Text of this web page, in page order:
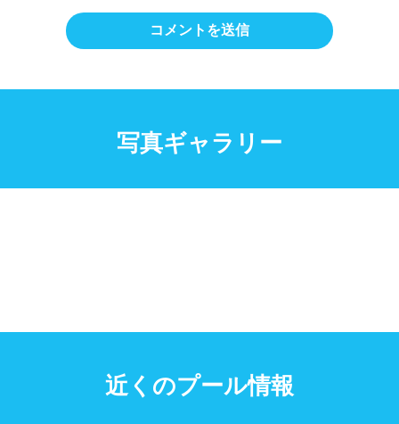
写真ギャラリー
近くのプール情報